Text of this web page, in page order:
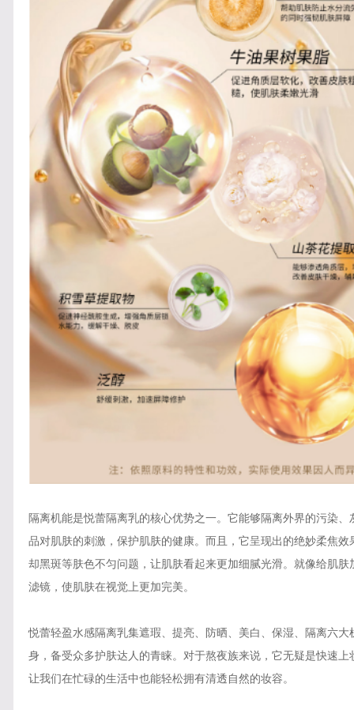
隔离机能是悦蕾隔离乳的核心优势之一。它能够隔离外界的污染、
品对肌肤的刺激，保护肌肤的健康。而且，它呈现出的绝妙柔焦效
却黑斑等肤色不匀问题，让肌肤看起来更加细腻光滑。就像给肌肤
滤镜，使肌肤在视觉上更加完美。
悦蕾轻盈水感隔离乳集遮瑕、提亮、防晒、美白、保湿、隔离六大
身，备受众多护肤达人的青睐。对于熬夜族来说，它无疑是快速上
让我们在忙碌的生活中也能轻松拥有清透自然的妆容。